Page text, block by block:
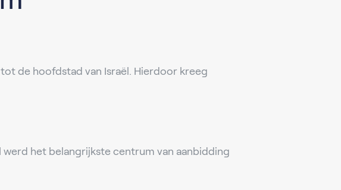
de hoofdstad van Israël. Hierdoor kreeg
het belangrijkste centrum van aanbidding